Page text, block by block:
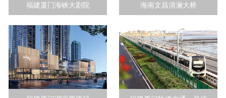
福建厦门海峡大剧院 海南文昌清澜大桥